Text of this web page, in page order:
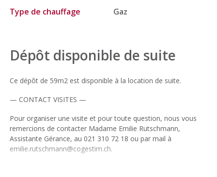
Type de chauffage
Gaz
Dépôt disponible de suite
Ce dépôt de 59m2 est disponible à la location de suite.
— CONTACT VISITES —
Pour organiser une visite et pour toute question, nous vous
remercions de contacter Madame Emilie Rutschmann,
Assistante Gérance, au 021 310 72 18 ou par mail à
emilie.rutschmann@cogestim.ch.